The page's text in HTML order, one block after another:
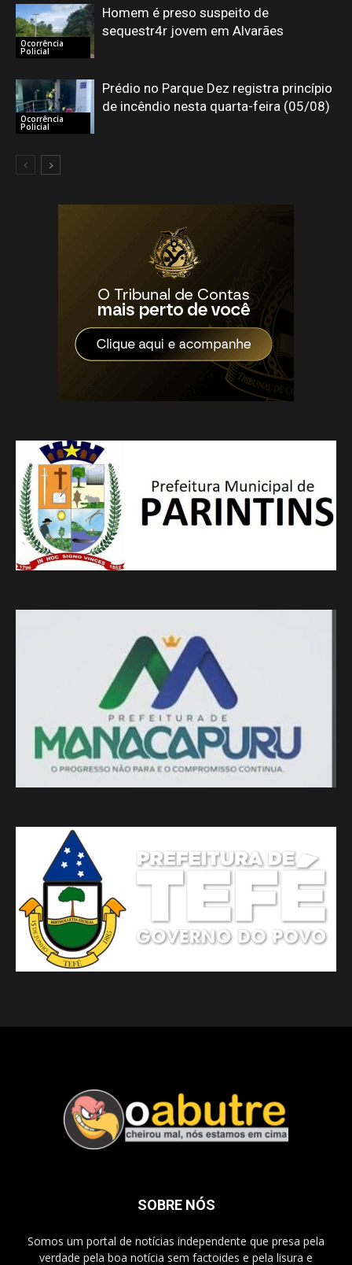
Ocorrência
Policial
Homem é preso suspeito de
sequestr4r jovem em Alvarães
Ocorrência
Policial
Prédio no Parque Dez registra princípio
de incêndio nesta quarta-feira (05/08)
SOBRE NÓS
Somos um portal de notícias independente que presa pela
verdade pela boa notícia sem factoides e pela lisura e